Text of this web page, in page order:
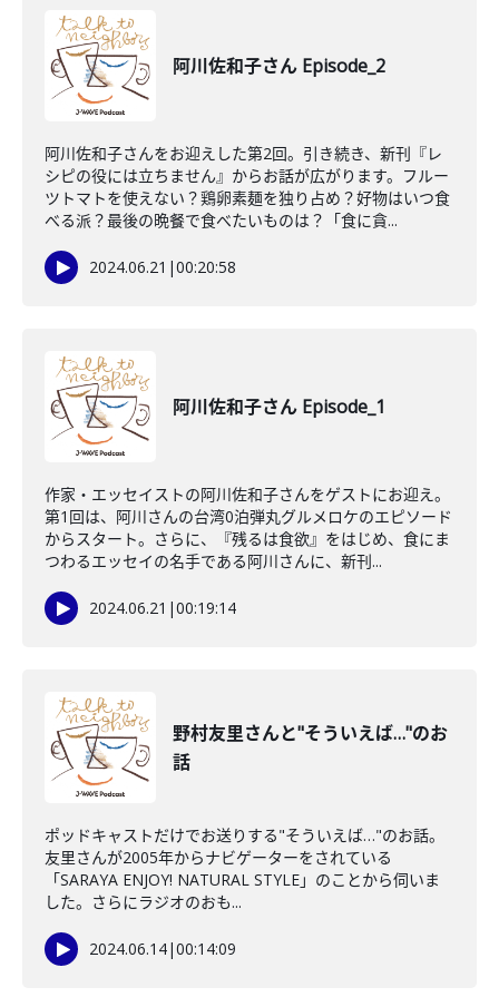
阿川佐和子さん Episode_2
阿川佐和子さんをお迎えした第2回。引き続き、新刊『レ
シピの役には立ちません』からお話が広がります。フルー
ツトマトを使えない？鶏卵素麺を独り占め？好物はいつ食
べる派？最後の晩餐で食べたいものは？「食に貪...
2024.06.21 |00:20:58
阿川佐和子さん Episode_1
作家・エッセイストの阿川佐和子さんをゲストにお迎え。
第1回は、阿川さんの台湾0泊弾丸グルメロケのエピソード
からスタート。さらに、『残るは食欲』をはじめ、食にま
つわるエッセイの名手である阿川さんに、新刊...
2024.06.21 |00:19:14
野村友里さんと"そういえば…"のお
話
ポッドキャストだけでお送りする"そういえば…"のお話。
友里さんが2005年からナビゲーターをされている
「SARAYA ENJOY! NATURAL STYLE」のことから伺いま
した。さらにラジオのおも...
2024.06.14|00:14:09